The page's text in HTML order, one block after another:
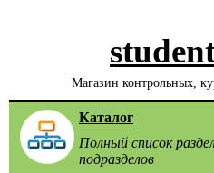
Магазин контрольных,
Каталог
Полный список
подразделов